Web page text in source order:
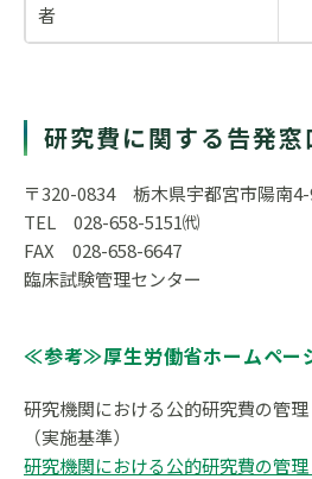
者
研究費に関する告発窓
〒320-0834 栃木県宇都宮市陽南
TEL 028-658-5151㈹
FAX 028-658-6647
臨床試験管理センター
≪参考≫厚生労働省ホームペー
研究機関における公的研究費の管
（実施基準）
研究機関における公的研究費の管